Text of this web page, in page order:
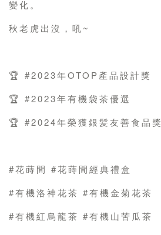
變化。
秋老虎出沒，吼~
🏆 #2023年OTOP產品設計獎
🏆 #2023年有機袋茶優選
🏆 #2024年榮獲銀髪友善食品獎
#花蒔間 #花蒔間經典禮盒
#有機洛神花茶 #有機金菊花茶
#有機紅烏龍茶 #有機山苦瓜茶